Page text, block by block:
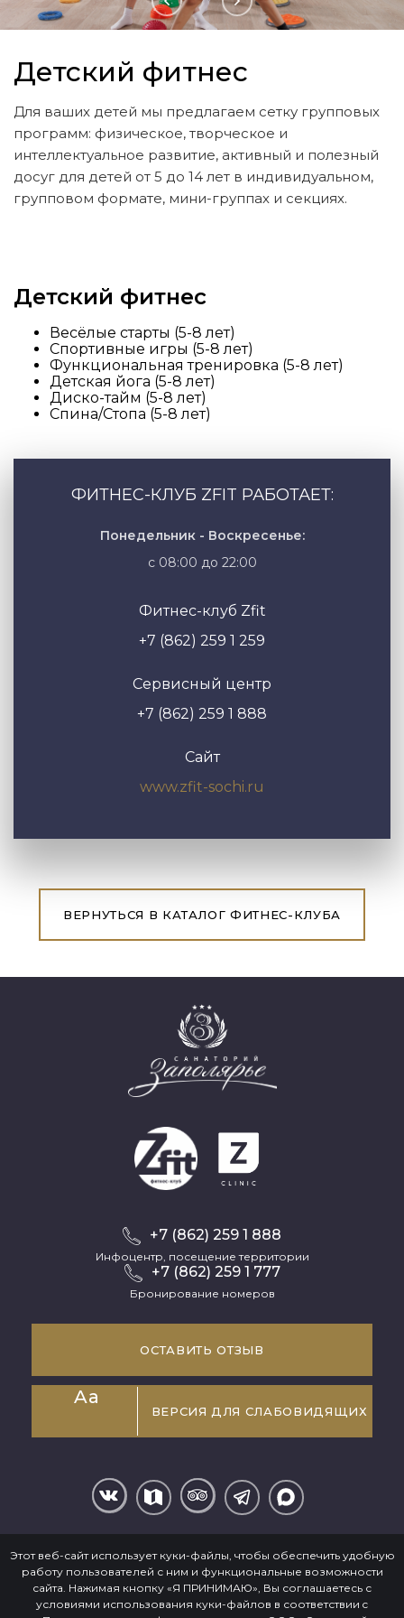
Детский фитнес
Для ваших детей мы предлагаем сетку групповых
программ: физическое, творческое и
интеллектуальное развитие, активный и полезный
досуг для детей от 5 до 14 лет в индивидуальном,
групповом формате, мини-группах и секциях.
Детский фитнес
Весёлые старты (5-8 лет)
Спортивные игры (5-8 лет)
Функциональная тренировка (5-8 лет)
Детская йога (5-8 лет)
Диско-тайм (5-8 лет)
Спина/Стопа (5-8 лет)
ФИТНЕС-КЛУБ ZFIT РАБОТАЕТ:
Понедельник - Воскресенье:
с 08:00 до 22:00
Фитнес-клуб Zfit
+7 (862) 259 1 259
Сервисный центр
+7 (862) 259 1 888
Сайт
www.zfit-sochi.ru
ВЕРНУТЬСЯ В КАТАЛОГ ФИТНЕС-КЛУБА
+7 (862) 259 1 888
Инфоцентр, посещение территории
+7 (862) 259 1 777
Бронирование номеров
ОСТАВИТЬ ОТЗЫВ
Aa
ВЕРСИЯ ДЛЯ СЛАБОВИДЯЩИХ
публичной офертой
Положение о конфиденциальности
Этот веб-сайт использует куки-файлы, чтобы обеспечить удобную
работу пользователей с ним и функциональные возможности
сайта. Нажимая кнопку «Я ПРИНИМАЮ», Вы соглашаетесь с
условиями использования куки-файлов в соответствии c